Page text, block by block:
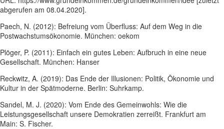
abgerufen am 08.04.2020].
Paech, N. (2012): Befreiung vom Überfluss: Auf dem Weg in die
Postwachstumsökonomie. München: oekom
Plöger, P. (2011): Einfach ein gutes Leben: Aufbruch in eine neue
Gesellschaft. München: Hanser
Reckwitz, A. (2019): Das Ende der Illusionen: Politik, Ökonomie und
Kultur in der Spätmoderne. Berlin: Suhrkamp.
Sandel, M. J. (2020): Vom Ende des Gemeinwohls: Wie die
Leistungsgesellschaft unsere Demokratien zerreißt. Frankfurt am
Main: S. Fischer.